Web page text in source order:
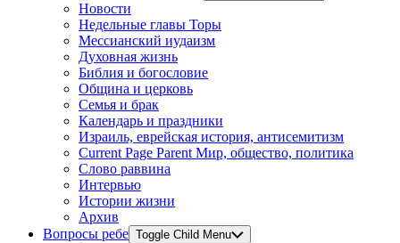
Новости
Недельные главы Торы
Мессианский иудаизм
Духовная жизнь
Библия и богословие
Община и церковь
Семья и брак
Календарь и праздники
Израиль, еврейская история, антисемитизм
Current Page Parent Мир, общество, политика
Слово раввина
Интервью
Истории жизни
Архив
Вопросы ребе Toggle Child Menu